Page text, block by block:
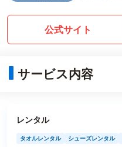
公式サイト
サービス内容
レンタル
タオルレンタル シューズレンタル